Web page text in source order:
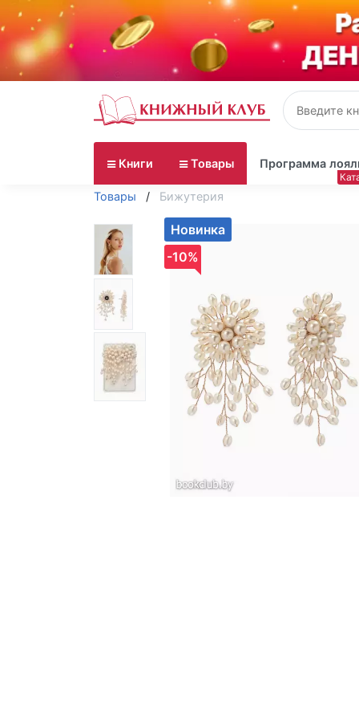
Книги Товары Программа
Товары Бижутерия
Новинка
-10%